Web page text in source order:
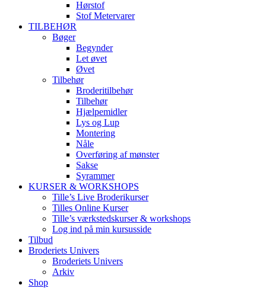
Hørstof
Stof Metervarer
TILBEHØR
Bøger
Begynder
Let øvet
Øvet
Tilbehør
Broderitilbehør
Tilbehør
Hjælpemidler
Lys og Lup
Montering
Nåle
Overføring af mønster
Sakse
Syrammer
KURSER & WORKSHOPS
Tille’s Live Broderikurser
Tilles Online Kurser
Tille’s værkstedskurser & workshops
Log ind på min kursusside
Tilbud
Broderiets Univers
Broderiets Univers
Arkiv
Shop